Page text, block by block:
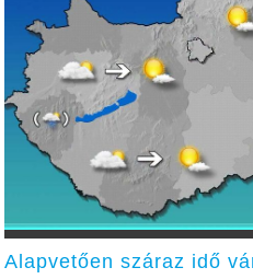
Alapvetően száraz idő